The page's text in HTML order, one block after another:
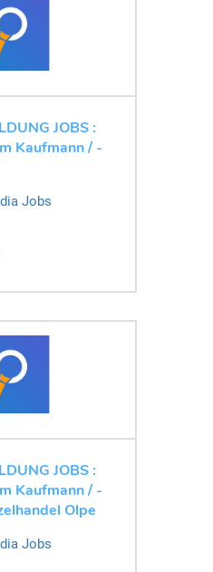
JOBS :
Kaufmann / -
Jobs
JOBS :
Kaufmann / -
Olpe
Jobs